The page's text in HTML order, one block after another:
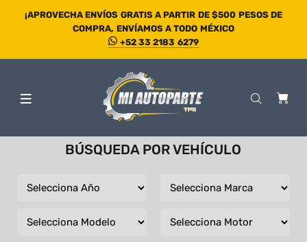
¡APROVECHA ENVÍOS GRATIS A PARTIR DE $500 PESOS DE
COMPRA, ENVÍAMOS A TODO MÉXICO
+52 33 2183 6279
BÚSQUEDA POR VEHÍCULO